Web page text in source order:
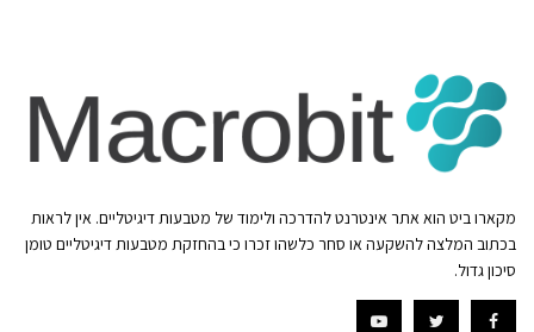
מקארו ביט הוא אתר אינטרנט להדרכה ולימוד של מטבעות דיגיטליים. אין לראות
בכתוב המלצה להשקעה או סחר כלשהו זכרו כי בהחזקת מטבעות דיגיטליים טומן
סיכון גדול.